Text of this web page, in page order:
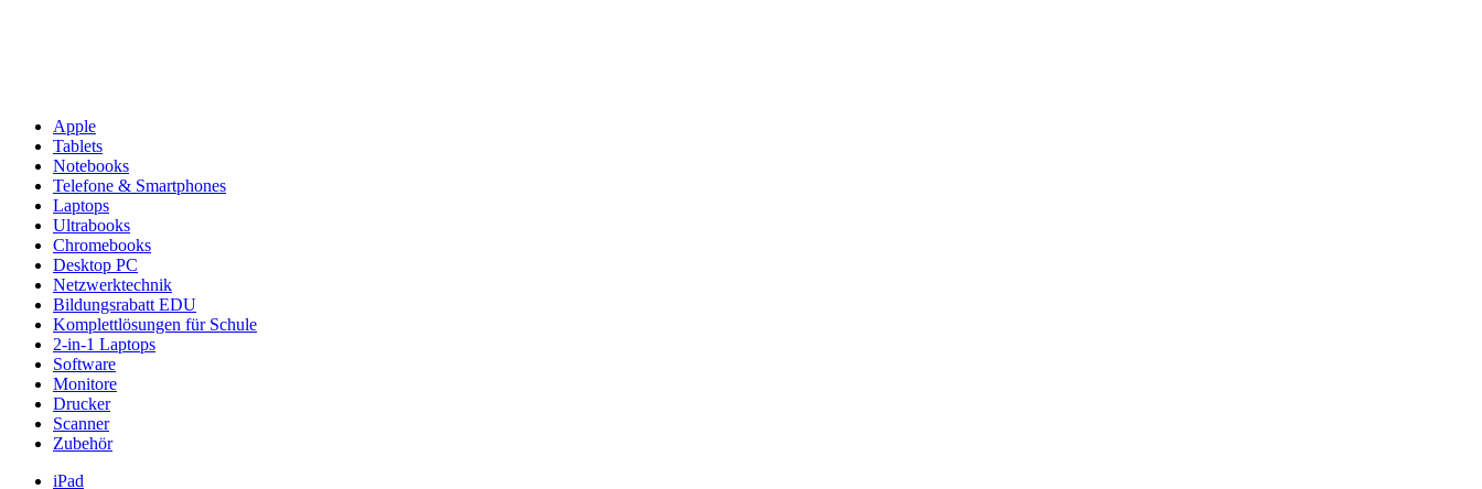
Apple
Tablets
Notebooks
Telefone & Smartphones
Laptops
Ultrabooks
Chromebooks
Desktop PC
Netzwerktechnik
Bildungsrabatt EDU
Komplettlösungen für Schule
2-in-1 Laptops
Software
Monitore
Drucker
Scanner
Zubehör
iPad